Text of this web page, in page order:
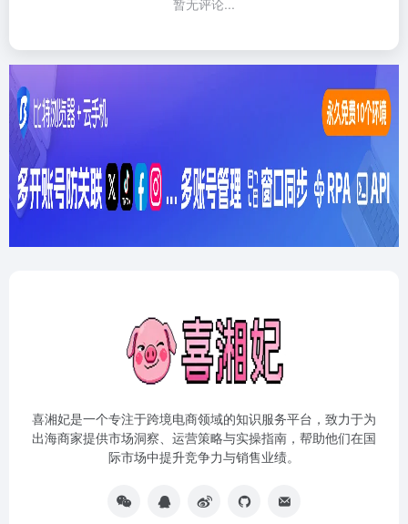
暂无评论...
喜湘妃是一个专注于跨境电商领域的知识服务平台，致力于为
出海商家提供市场洞察、运营策略与实操指南，帮助他们在国
际市场中提升竞争力与销售业绩。